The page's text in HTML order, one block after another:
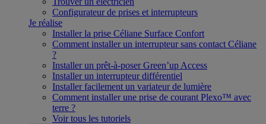
Configurateur de prises et interrupteurs
Je réalise
Installer la prise Céliane Surface Confort
Comment installer un interrupteur sans contact Céliane
?
Installer un prêt-à-poser Green’up Access
Installer un interrupteur différentiel
Installer facilement un variateur de lumière
Comment installer une prise de courant Plexo™ avec
terre ?
Voir tous les tutoriels